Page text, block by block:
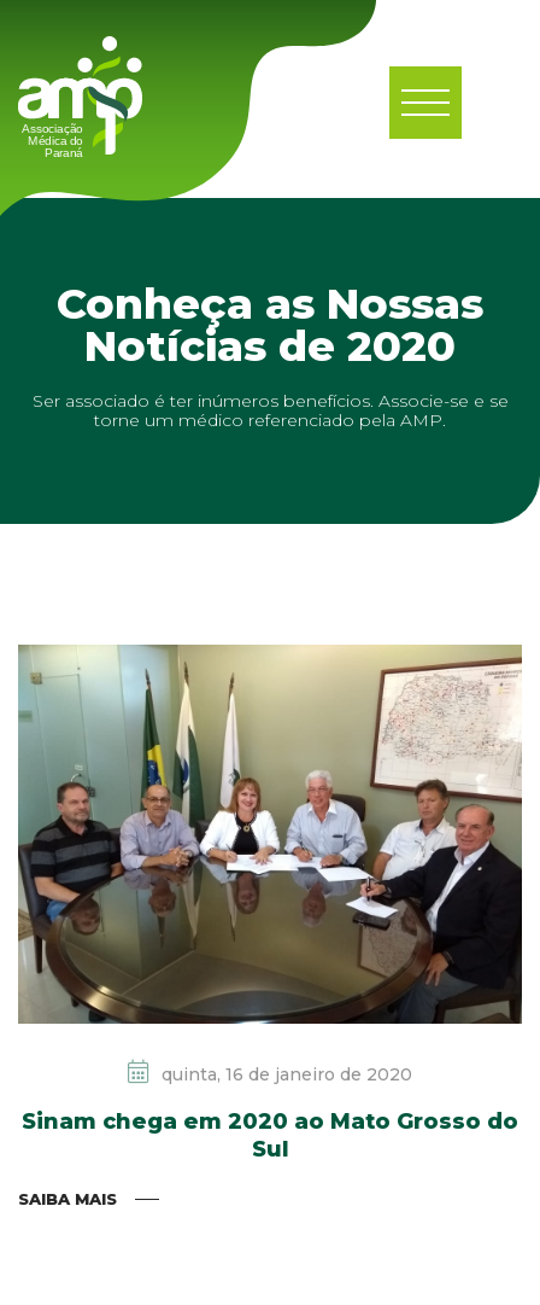
Conheça as Nossas
Notícias de 2020
Ser associado é ter inúmeros benefícios. Associe-se e se
torne um médico referenciado pela AMP.
quinta, 16 de janeiro de 2020
Sinam chega em 2020 ao Mato Grosso do
Sul
SAIBA MAIS